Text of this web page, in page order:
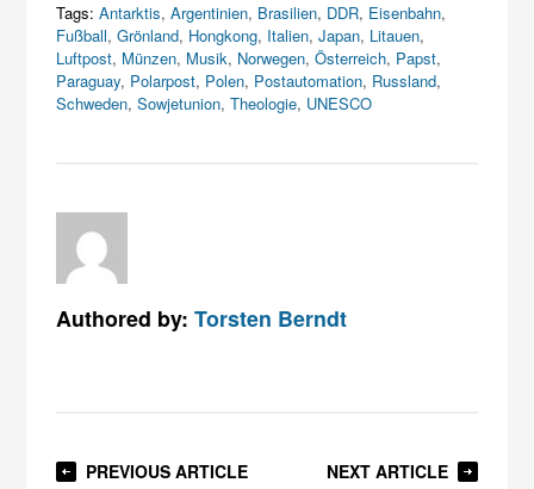
Tags: Antarktis,Argentinien, Brasilien, DDR, Eisenbahn,
Fußball,Grönland, Hongkong, Italien,Japan, Litauen,
Luftpost, Münzen, Musik, Norwegen,Österreich, Papst,
Paraguay, Polarpost, Polen, Postautomation, Russland,
Schweden,Sowjetunion,Theologie, UNESCO
Authored by:Torsten Berndt
PREVIOUS ARTICLE NEXT ARTICLE